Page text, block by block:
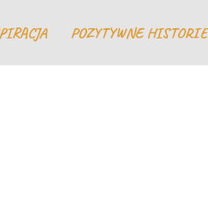
POZYTYWNE HISTORIE